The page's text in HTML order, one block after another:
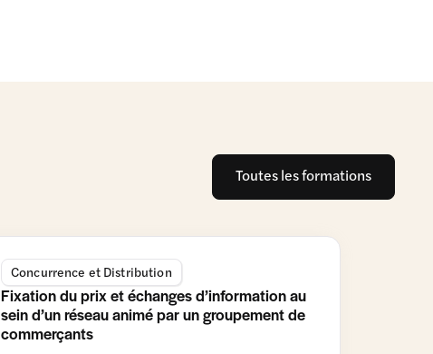
Toutes les formations
Concurrence et Distribution
Fixation du prix et échanges d’information au
sein d’un réseau animé par un groupement de
commerçants